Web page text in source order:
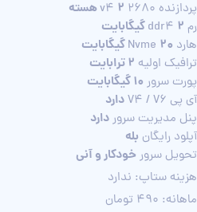
پردازنده 2680 v4 2 هسته
رم ddr4 2 گیگابایت
هارد Nvme 20 گیگابایت
ترافیک اولیه 2 ترابایت
پورت سرور 10 گیگابایت
آی پی V4 / V6 دارد
پنل مدیریت سروردارد
آپلود رایگان بله
تحویل سرور خودکار و آنی
هزینه ستاپ: ندارد
ماهانه: 490 تومان